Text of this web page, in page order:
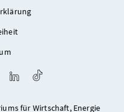
Youtube LinkedIn
für Wirtschaft, Energie